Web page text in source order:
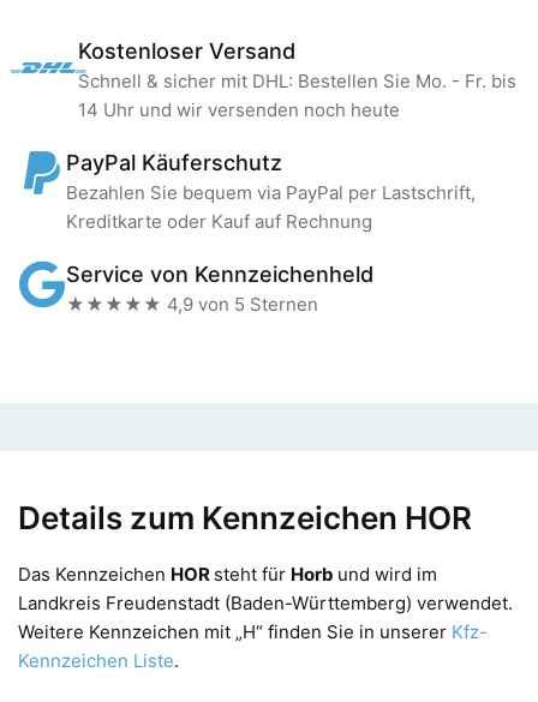
Kostenloser Versand
Schnell & sicher mit DHL: Bestellen Sie Mo. - Fr. bis
14 Uhr und wir versenden noch heute
PayPal Käuferschutz
Bezahlen Sie bequem via PayPal per Lastschrift,
Kreditkarte oder Kauf auf Rechnung
Service von Kennzeichenheld
★★★★★ 4,9 von 5 Sternen
Details zum Kennzeichen HOR
Das Kennzeichen HOR steht für Horb und wird im
Landkreis Freudenstadt (Baden-Württemberg) verwendet.
Weitere Kennzeichen mit „H“ finden Sie in unserer Kfz-
Kennzeichen Liste.